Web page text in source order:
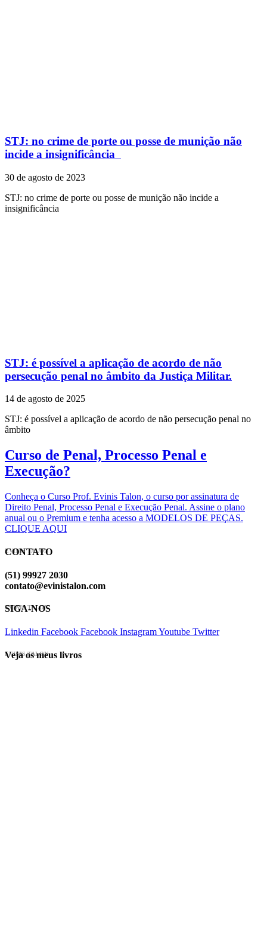
STJ: no crime de porte ou posse de munição não
incide a insignificância
30 de agosto de 2023
STJ: no crime de porte ou posse de munição não incide a
insignificância
STJ: é possível a aplicação de acordo de não
persecução penal no âmbito da Justiça Militar.
14 de agosto de 2025
STJ: é possível a aplicação de acordo de não persecução penal no
âmbito
Curso de Penal, Processo Penal e
Execução?
Conheça o Curso Prof. Evinis Talon, o curso por assinatura de
Direito Penal, Processo Penal e Execução Penal. Assine o plano
anual ou o Premium e tenha acesso a MODELOS DE PEÇAS.
CLIQUE AQUI
EVINIS TALON
CONTATO
(51) 99927 2030
contato@evinistalon.com
EVINIS TALON
SIGA-NOS
Linkedin Facebook Facebook InstagramYoutube Twitter
EVINIS TALON
Veja os meus livros